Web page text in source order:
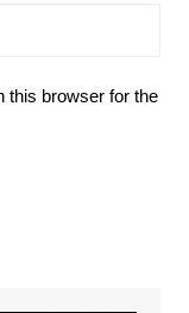
this browser for the